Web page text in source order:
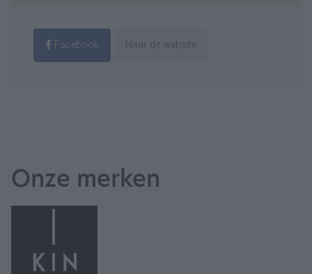
Facebook Naar de website
Onze merken